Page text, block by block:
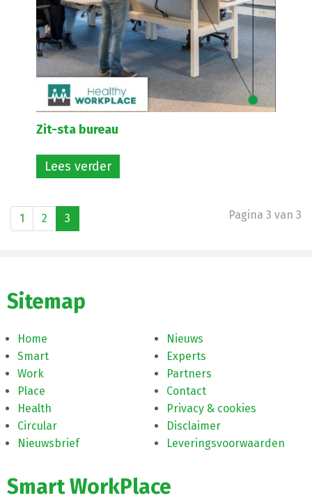
Zit-sta bureau
Lees verder
1 2 3 Pagina 3 van 3
Sitemap
Home
Smart
Work
Place
Health
Circular
Nieuwsbrief
Nieuws
Experts
Partners
Contact
Privacy & cookies
Disclaimer
Leveringsvoorwaarden
Smart WorkPlace